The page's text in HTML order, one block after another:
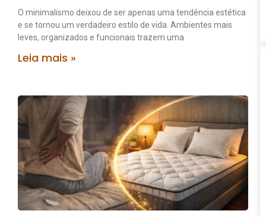
O minimalismo deixou de ser apenas uma tendência estética
e se tornou um verdadeiro estilo de vida. Ambientes mais
leves, organizados e funcionais trazem uma
Leia mais »